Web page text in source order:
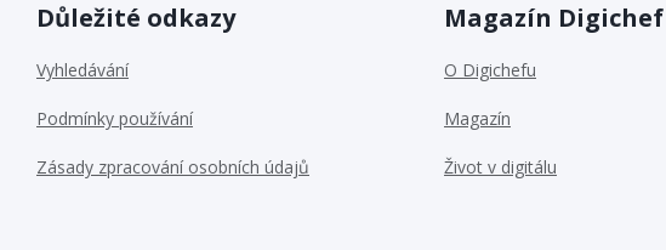
Důležité odkazy
Vyhledávání
Podmínky používání
Zásady zpracování osobních údajů
Magazín Digichef
O Digichefu
Magazín
Život v digitálu